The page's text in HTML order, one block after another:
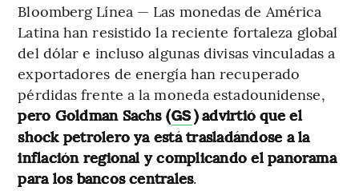
Bloomberg Línea — Las monedas de América
Latina han resistido la reciente fortaleza global
del dólar e incluso algunas divisas vinculadas a
exportadores de energía han recuperado
pérdidas frente a la moneda estadounidense,
pero Goldman Sachs (GS) advirtió que el
shock petrolero ya está trasladándose a la
inflación regional y complicando el panorama
para los bancos centrales.